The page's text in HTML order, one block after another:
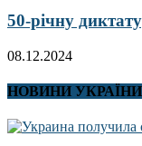
50-річну
08.12.2024
НОВИНИ УКРАЇНИ